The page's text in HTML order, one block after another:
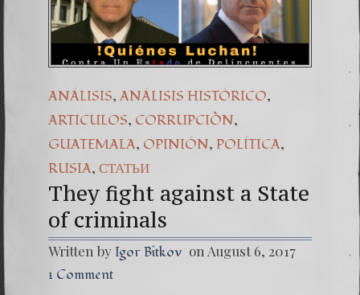
ANÁLISIS, ANÁLISIS HISTÓRICO,
ARTICULOS, CORRUPCIÒN,
GUATEMALA, OPINIÓN, POLÍTICA,
RUSIA, СТАТЬИ
They fight against a State
of criminals
Written by Igor Bitkov on August 6, 2017
1 Comment